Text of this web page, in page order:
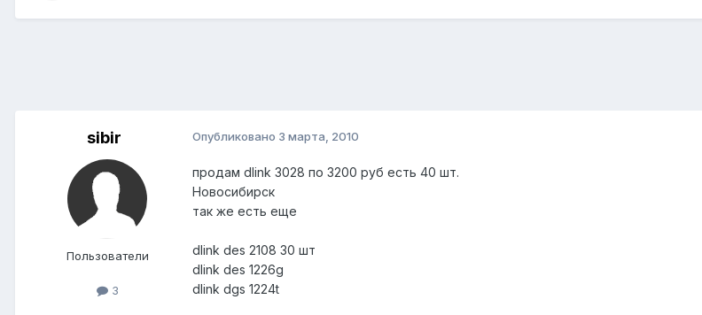
sibir
Пользователи
3
Опубликовано 3 марта, 2010
продам dlink 3028 по 3200 руб есть 40 шт.
Новосибирск
так же есть еще
dlink des 2108 30 шт
dlink des 1226g
dlink dgs 1224t